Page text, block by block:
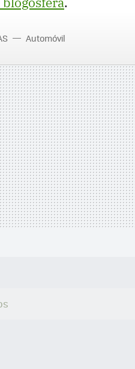
Automóvil